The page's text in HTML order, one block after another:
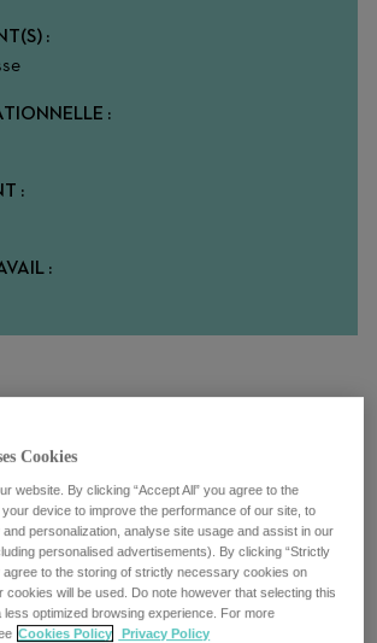
de jouer un rôle important au sein
!
commerciale, un sens aigu des relations
avoir un réel impact dans le domaine
nous vous recherchons comme Sales
équipe à Lausanne.
Cookies
website. By clicking “Accept All” you agree to the
device to improve the performance of our site, to
personalization, analyse site usage and assist in our
personalised advertisements). By clicking “Strictly
agree to the storing of strictly necessary cookies on
cookies will be used. Do note however that selecting this
less optimized browsing experience. For more
Cookies Policy Privacy Policy